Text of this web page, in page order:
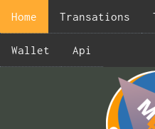
Home Transations
Wallet Api